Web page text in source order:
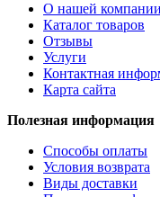
О нашей компании
Каталог товаров
Отзывы
Услуги
Контактная
Карта сайта
Полезная информация
Способы оплаты
Условия возврата
Виды доставки